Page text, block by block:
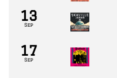
13
Sep
17
Sep